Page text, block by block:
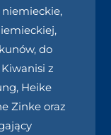
niemieckie,
do
z
Heike
Zinke oraz